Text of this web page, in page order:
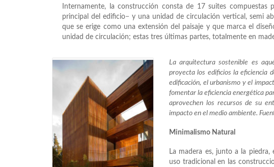
Internamente, la construcción consta de 17 suites
principal del edificio− y una unidad de circulación vertical, semi
que se erige como una extensión del paisaje y que marca el
unidad de circulación; estas tres últimas partes, totalmente en
La arquitectura sostenible es
proyecta los edificios la eficiencia
edificación, el urbanismo y el
fomentar la eficiencia energética
aprovechen los recursos de su
impacto en el medio ambiente.
Minimalismo Natural
La madera es, junto a la
uso tradicional en las